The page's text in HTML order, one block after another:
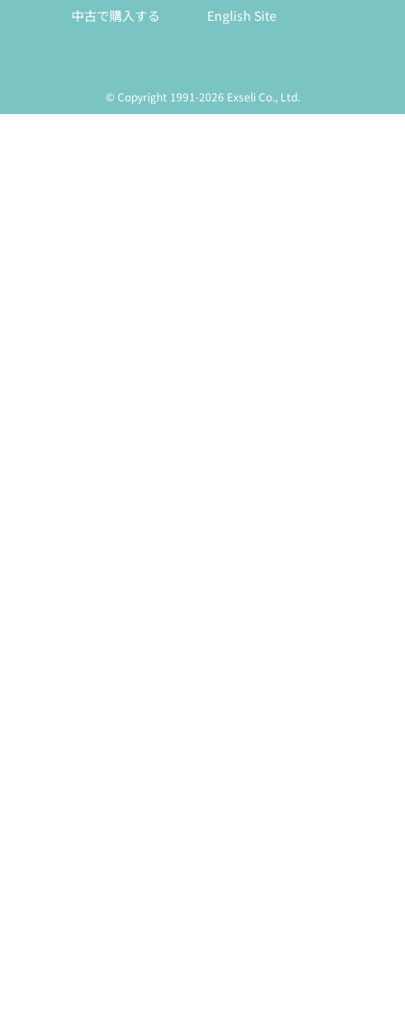
中古で購入する
English Site
© Copyright 1991-2026 Exseli Co., Ltd.